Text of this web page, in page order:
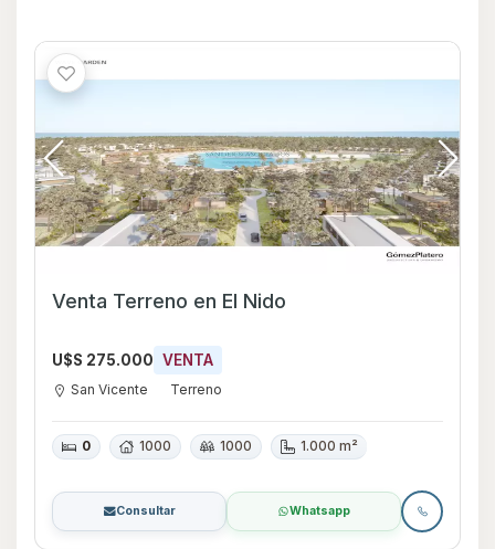
Venta Terreno en El Nido
U$S 275.000 VENTA
San Vicente Terreno
0 1000 1000 1.000 m²
Consultar Whatsapp